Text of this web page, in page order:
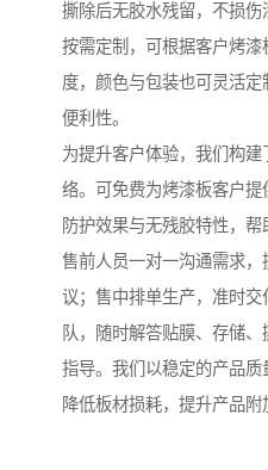
撕除后无胶水残留，不损
按需定制，可根据客户烤
度，颜色与包装也可灵活
便利性。
为提升客户体验，我们构
络。可免费为烤漆板客户
防护效果与无残胶特性，帮
售前人员一对一沟通需求
议；售中排单生产，准时交
队，随时解答贴膜、存储
指导。我们以稳定的产品
降低板材损耗，提升产品附